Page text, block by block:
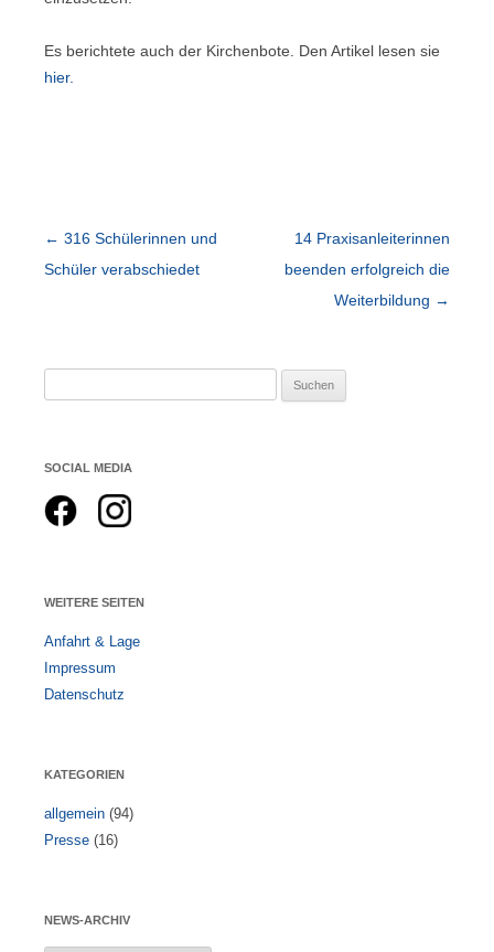
Es berichtete auch der Kirchenbote. Den Artikel lesen sie
hier.
Beitragsnavigation
← 316 Schülerinnen und
Schüler verabschiedet
14 Praxisanleiterinnen
beenden erfolgreich die
Weiterbildung →
SOCIAL MEDIA
WEITERE SEITEN
Anfahrt & Lage
Impressum
Datenschutz
KATEGORIEN
allgemein (94)
Presse (16)
NEWS-ARCHIV